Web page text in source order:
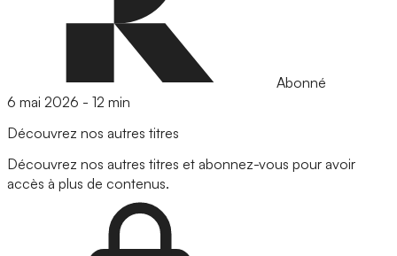
Abonné
6 mai 2026 - 12 min
Découvrez nos autres titres
Découvrez nos autres titres et abonnez-vous pour avoir
accès à plus de contenus.